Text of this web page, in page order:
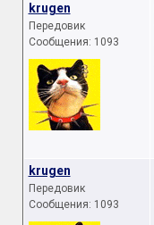
krugen
Передовик
Сообщения: 1093
krugen
Передовик
Сообщения: 1093